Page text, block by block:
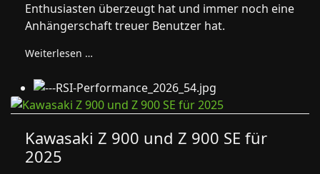
Enthusiasten überzeugt hat und immer noch eine
Anhängerschaft treuer Benutzer hat.
Weiterlesen …
Kawasaki Z 900 und Z 900 SE für
2025